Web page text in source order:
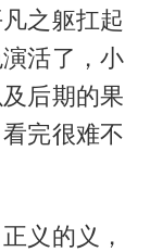
之躯扛起
活了，小
后期的果
完很难不
义的义，